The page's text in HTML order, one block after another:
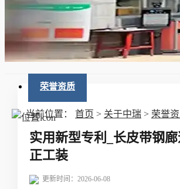
荣誉资质
当前位置： 首页 > 关于中瑞 > 荣誉
实用新型专利_长皮带钢
正工装
更新时间：2026-06-08